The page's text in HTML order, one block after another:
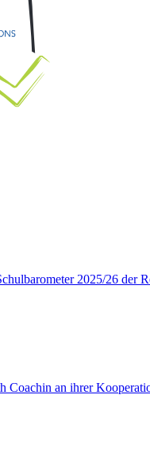
2025/26 der
Coachin an ihrer